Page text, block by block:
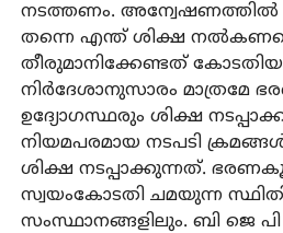
നടത്തണം. അന്വേഷണത്തില്‍
തന്നെ എന്ത് ശിക്ഷ
തീരുമാനിക്കേണ്ടത്
നിര്‍ദേശാനുസാരം മാത്രമേ
ഉദ്യോഗസ്ഥരും ശിക്ഷ
നിയമപരമായ നടപടി
ശിക്ഷ നടപ്പാക്കുന്നത്.
സ്വയംകോടതി ചമയുന്ന
സംസ്ഥാനങ്ങളിലും. ബി ജെ